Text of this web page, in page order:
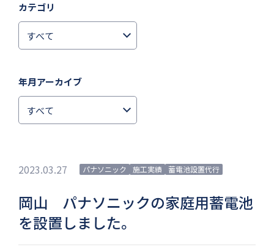
カテゴリ
年月アーカイブ
2023.03.27 パナソニック 施工実績 蓄電池設置代行
岡山 パナソニックの家庭用蓄電池
を設置しました。